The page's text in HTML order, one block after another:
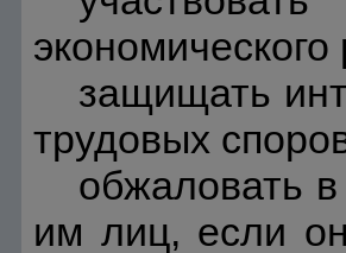
защищать
трудовых
обжаловать
им лиц, если